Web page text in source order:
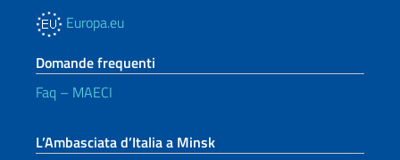
Europa.eu
Domande frequenti
Faq – MAECI
L’Ambasciata d’Italia a Minsk